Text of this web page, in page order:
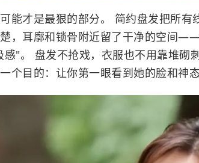
能才是最狠的部分。 简约盘发把所有
，耳廓和锁骨附近留了干净的空间
感"。 盘发不抢戏，衣服也不用靠堆砌
个目的：让你第一眼看到她的脸和神